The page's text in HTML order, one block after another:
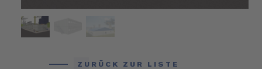
ZURÜCK ZUR LISTE